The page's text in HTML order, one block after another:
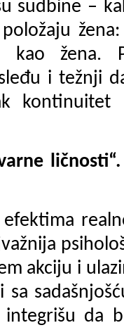
sudbine –
kao žena.
i težnji
kontinuitet
efektima
akciju i
da